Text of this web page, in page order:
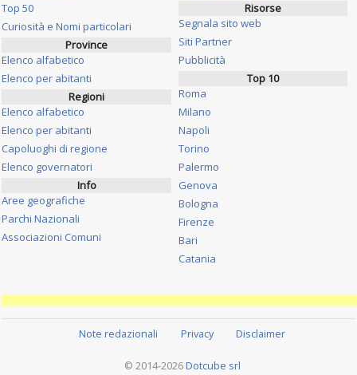
Top 50
Curiosità e Nomi particolari
Province
Elenco alfabetico
Elenco per abitanti
Regioni
Elenco alfabetico
Elenco per abitanti
Capoluoghi di regione
Elenco governatori
Info
Aree geografiche
Parchi Nazionali
Associazioni Comuni
Risorse
Segnala sito web
Siti Partner
Pubblicità
Top 10
Roma
Milano
Napoli
Torino
Palermo
Genova
Bologna
Firenze
Bari
Catania
Note redazionali Privacy Disclaimer
© 2014-2026 Dotcube srl